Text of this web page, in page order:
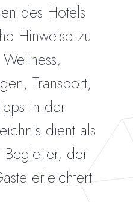
des Hotels
Hinweise zu
Transport,
in der
dient als
der
erleichtert